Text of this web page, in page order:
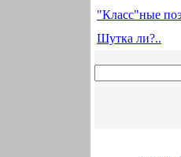
"Класс"ные
Шутка ли?..